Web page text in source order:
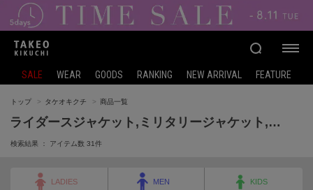
SALE WEAR GOODS RANKING NEW ARRIVAL FEATURE
トップ タケオキクチ 商品一覧
ライダースジャケット,ミリタリージャケット,デニムジャケット,ダウンジャケット/コート,ダウンベスト,ブルゾン/ジャンバー,中綿ベスト,スタジャン,ポンチョ
検索結果 ： アイテム数 31件
LADIES MEN KIDS